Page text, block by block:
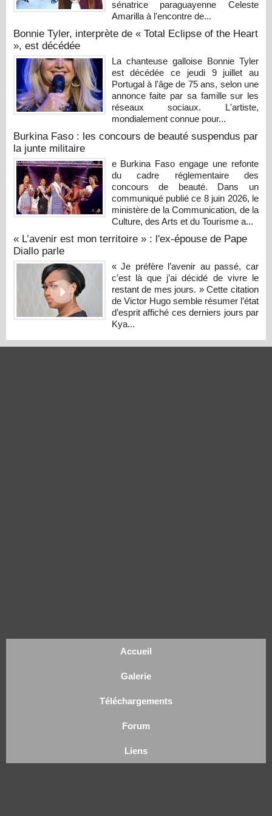
sénatrice paraguayenne Celeste
Amarilla à l'encontre de...
Bonnie Tyler, interprète de « Total Eclipse of the Heart
», est décédée
La chanteuse galloise Bonnie Tyler
est décédée ce jeudi 9 juillet au
Portugal à l'âge de 75 ans, selon une
annonce faite par sa famille sur les
réseaux sociaux. L'artiste,
mondialement connue pour...
Burkina Faso : les concours de beauté suspendus par
la junte militaire
e Burkina Faso engage une refonte
du cadre réglementaire des
concours de beauté. Dans un
communiqué publié ce 8 juin 2026, le
ministère de la Communication, de la
Culture, des Arts et du Tourisme a...
« L’avenir est mon territoire » : l'ex-épouse de Pape
Diallo parle
« Je préfère l’avenir au passé, car
c’est là que j’ai décidé de vivre le
restant de mes jours. » Cette citation
de Victor Hugo semble résumer l’état
d’esprit affiché ces derniers jours par
Kya...
Accueil
Galerie
Téléchargements
Forum
Liens